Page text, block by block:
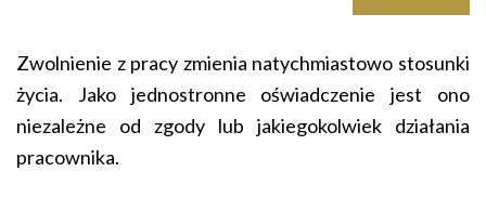
Zwolnienie z pracy zmienia natychmiastowo stosunki
życia. Jako jednostronne oświadczenie jest ono
niezależne od zgody lub jakiegokolwiek działania
pracownika.